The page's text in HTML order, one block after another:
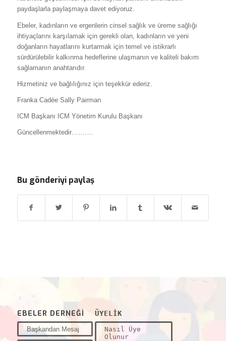
paydaşlarla paylaşmaya davet ediyoruz.
Ebeler, kadınların ve ergenlerin cinsel sağlık ve üreme sağlığı
ihtiyaçlarını karşılamak için gerekli olan, kadınların ve yeni
doğanların hayatlarını kurtarmak için temel ve istikrarlı
sürdürülebilir kalkınma hedeflerine ulaşmanın ve kaliteli bakım
sağlamanın anahtarıdır.
Hizmetiniz ve bağlılığınız için teşekkür ederiz.
Franka Cadée Sally Pairman
ICM Başkanı ICM Yönetim Kurulu Başkanı
Güncellenmektedir……….
Bu gönderiyi paylaş
EBELER DERNEĞİ
Başkandan Mesaj
ÜYELİK
Nasıl Üye
Olunur